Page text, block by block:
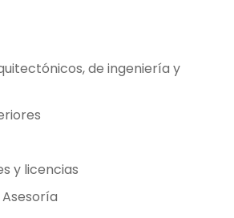
de ingeniería y
y licencias